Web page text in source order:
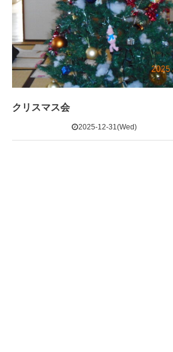
クリスマス会
2025-12-31(Wed)